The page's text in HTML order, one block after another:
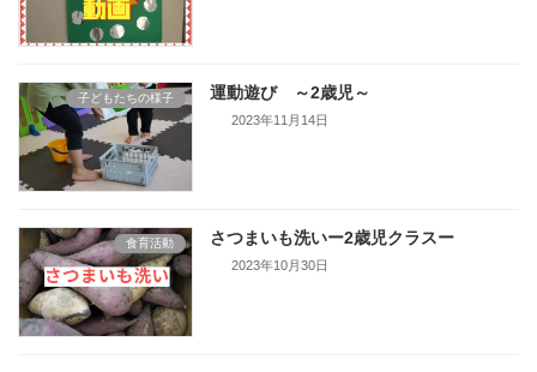
子どもたちの様子 運動遊び ～2歳児～
2023年11月14日
食育活動 さつまいも洗いー2歳児クラスー
2023年10月30日